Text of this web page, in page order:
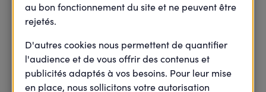
Mis à jour le1 avril 2025
au bon fonctionnement du site et ne peuvent être
rejetés.
D'autres cookies nous permettent de quantifier
l'audience et de vous offrir des contenus et
publicités adaptés à vos besoins. Pour leur mise
en place, nous sollicitons votre autorisation